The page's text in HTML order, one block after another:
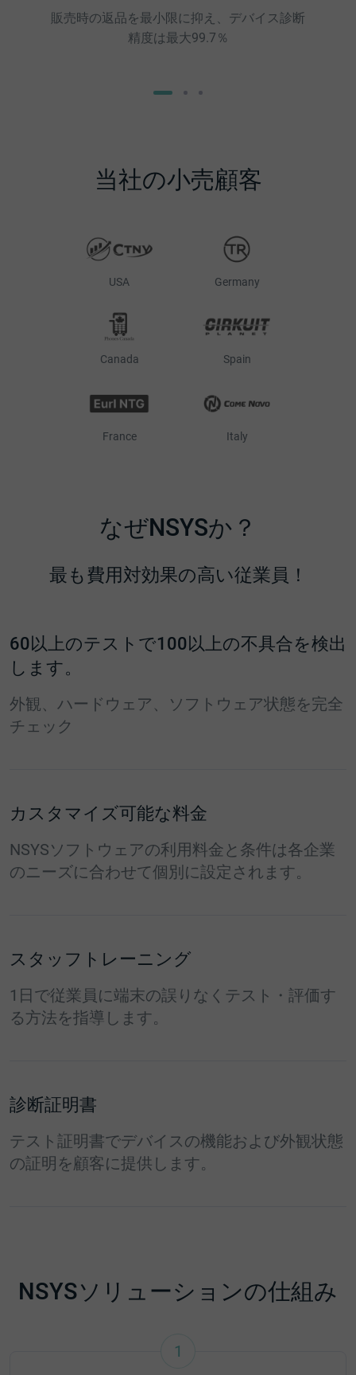
販売時の返品を最小限に抑え、デバイス診断
精度は最大99.7％
当社の小売顧客
USA Germany
Canada Spain
France Italy
なぜNSYSか？
最も費用対効果の高い従業員！
60以上のテストで100以上の不具合を検出
します。
外観、ハードウェア、ソフトウェア状態を完全
チェック
カスタマイズ可能な料金
NSYSソフトウェアの利用料金と条件は各企業
のニーズに合わせて個別に設定されます。
スタッフトレーニング
1日で従業員に端末の誤りなくテスト・評価す
る方法を指導します。
診断証明書
テスト証明書でデバイスの機能および外観状態
の証明を顧客に提供します。
NSYSソリューションの仕組み
1